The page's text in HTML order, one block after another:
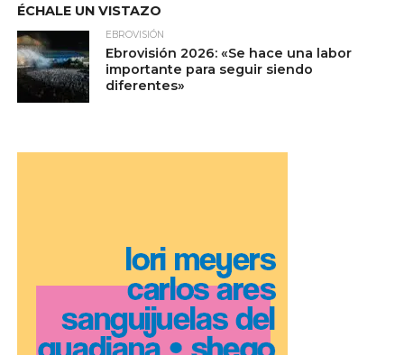
ÉCHALE UN VISTAZO
EBROVISIÓN
Ebrovisión 2026: «Se hace una labor
importante para seguir siendo
diferentes»